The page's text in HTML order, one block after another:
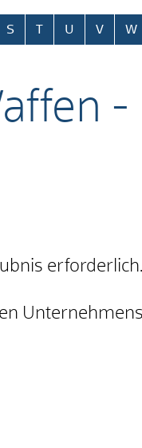
S T U V W
-
erforderlich.
Unternehmens